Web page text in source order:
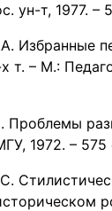
ун-т, 1977. –
Избранные
т. – М.:
Проблемы
1972. – 575